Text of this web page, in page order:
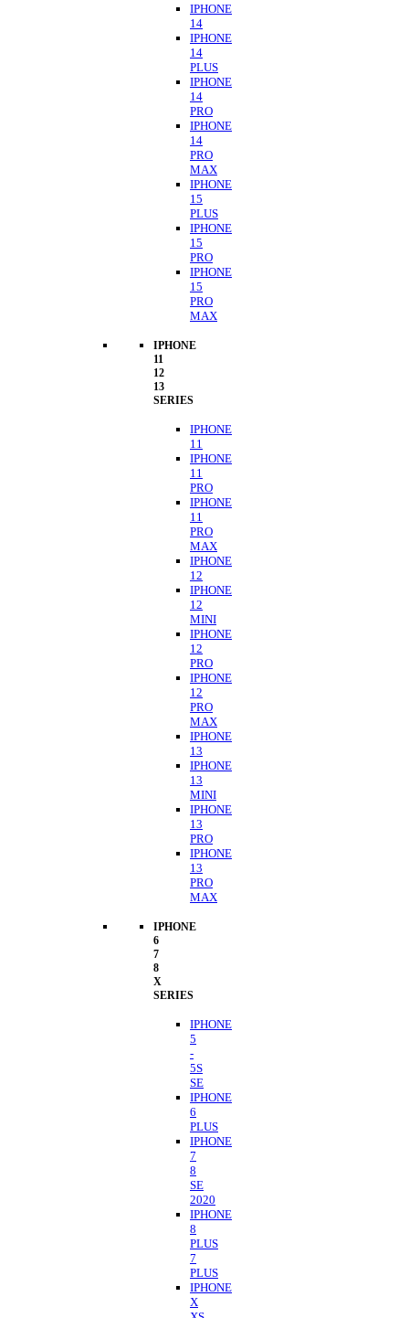
IPHONE
14
IPHONE
14
PLUS
IPHONE
14
PRO
IPHONE
14
PRO
MAX
IPHONE
15
PLUS
IPHONE
15
PRO
IPHONE
15
PRO
MAX
IPHONE
11
12
13
SERIES
IPHONE
11
IPHONE
11
PRO
IPHONE
11
PRO
MAX
IPHONE
12
IPHONE
12
MINI
IPHONE
12
PRO
IPHONE
12
PRO
MAX
IPHONE
13
IPHONE
13
MINI
IPHONE
13
PRO
IPHONE
13
PRO
MAX
IPHONE
6
7
8
X
SERIES
IPHONE
5
-
5S
SE
IPHONE
6
PLUS
IPHONE
7
8
SE
2020
IPHONE
8
PLUS
7
PLUS
IPHONE
X